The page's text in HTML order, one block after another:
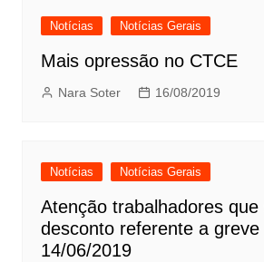
Notícias Notícias Gerais
Mais opressão no CTCE
Nara Soter 16/08/2019
Notícias Notícias Gerais
Atenção trabalhadores que
desconto referente a
14/06/2019